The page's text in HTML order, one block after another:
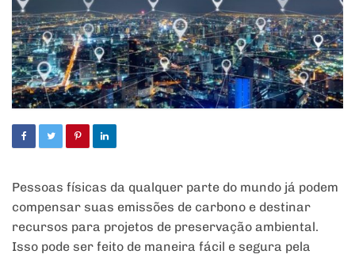
Pessoas físicas da qualquer parte do mundo já podem
compensar suas emissões de carbono e destinar
recursos para projetos de preservação ambiental.
Isso pode ser feito de maneira fácil e segura pela